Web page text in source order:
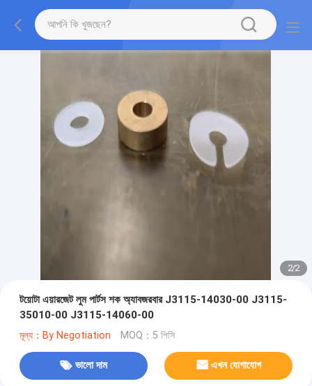
2/2
টয়োটা এয়ারজেট লুম পার্টস শক অ্যাবজরবার J3115-14030-00 J3115-
35010-00 J3115-14060-00
মূল্য：By Negotiation MOQ：5 পিসি
ভালো দাম এখন যোগাযোগ